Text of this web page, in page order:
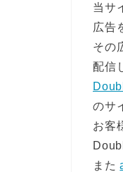
当サ
広告
その
配信
のサ
お客
また